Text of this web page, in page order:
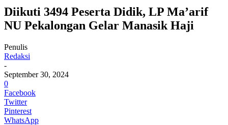
Diikuti 3494 Peserta Didik, LP Ma’arif
NU Pekalongan Gelar Manasik Haji
Penulis
Redaksi
-
September 30, 2024
0
Facebook
Twitter
Pinterest
WhatsApp